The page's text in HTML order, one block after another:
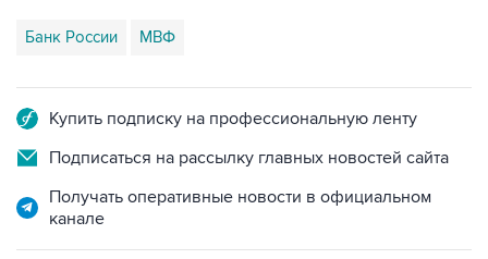
Банк России МВФ
Купить подписку на профессиональную ленту
Подписаться на рассылку главных новостей сайта
Получать оперативные новости в официальном
канале